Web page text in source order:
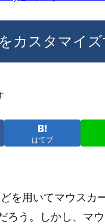
カスタマイ
はてブ
を用いてマウスカ
ろう。しかし、マ